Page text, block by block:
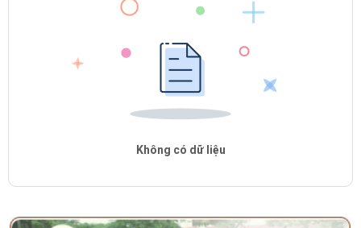
Không có dữ liệu